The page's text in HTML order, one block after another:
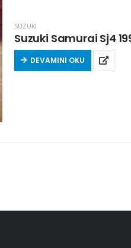
SUZUKI
Suzuki Samurai Sj4
DEVAMINI OKU